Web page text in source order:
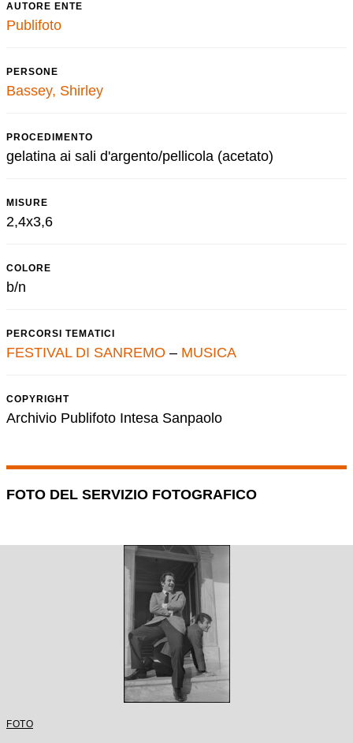
AUTORE ENTE
Publifoto
PERSONE
Bassey, Shirley
PROCEDIMENTO
gelatina ai sali d'argento/pellicola (acetato)
MISURE
2,4x3,6
COLORE
b/n
PERCORSI TEMATICI
FESTIVAL DI SANREMO – MUSICA
COPYRIGHT
Archivio Publifoto Intesa Sanpaolo
FOTO DEL SERVIZIO FOTOGRAFICO
FOTO